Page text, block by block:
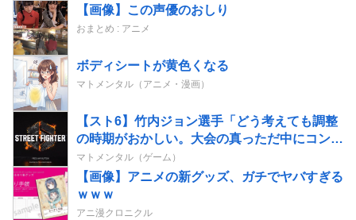
【画像】この声優のおしり
おまとめ : アニメ
ボディシートが黄色くなる
マトメンタル（アニメ・漫画）
【スト6】竹内ジョン選手「どう考えても調整
の時期がおかしい。大会の真っただ中にコンセ
プトが変わるほどの調整、大会が終わった後は
微調整。趣旨が一貫してない」
マトメンタル（ゲーム）
【画像】アニメの新グッズ、ガチでヤバすぎる
ｗｗｗ
アニ漫クロニクル